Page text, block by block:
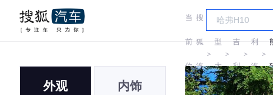
当
前
位
置:
搜
狐
汽
车
＞
车
型
大
全
＞
吉
利
＞
利
汽
车
＞
外观 内饰